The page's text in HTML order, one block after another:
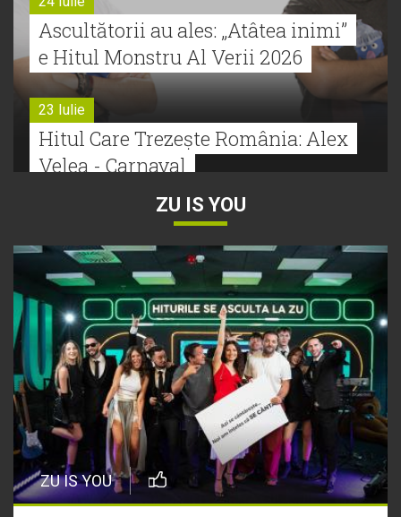
Ascultătorii au ales: „Atâtea inimi”
e Hitul Monstru Al Verii 2026
23 Iulie
Hitul Care Trezește România: Alex
Velea - Carnaval
Bătălie strânsă la Hitul Monstru Al
Verii: Cabron versus Faydee
21 Iulie
Dă volumul mai tare! Cabron vine
cu Hitul Monstru al Verii
20 Iulie
Episod nou | Muzica Aia x DJ
Christian Thomson
ZU IS YOU
ZU IS YOU